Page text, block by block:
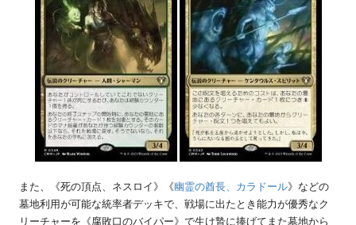
また、《死の頂点、ネスロイ》《幽霊の酋長、カラドール》などの
墓地利用が可能な統率者デッキで、戦場に出たとき能力が優秀なク
リーチャーを《腐敗口のバイパー》で生け贄に捧げてまた墓地から